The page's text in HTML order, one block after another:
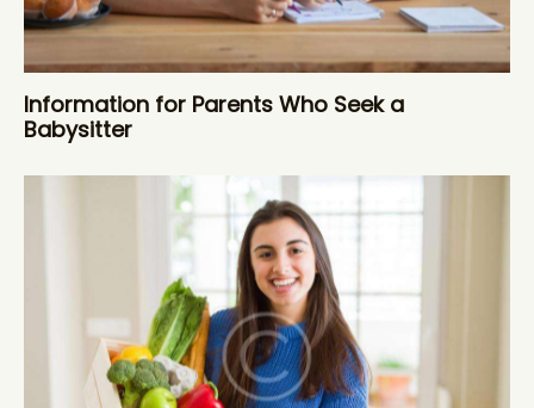
Information for Parents Who Seek a
Babysitter